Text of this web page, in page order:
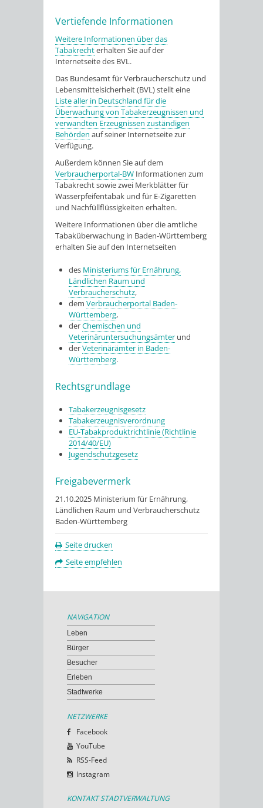
Vertiefende Informationen
Weitere Informationen über das
Tabakrechterhalten Sie auf der
Internetseite des BVL.
Das Bundesamt für Verbraucherschutz und
Lebensmittelsicherheit (BVL) stellt eine
Liste aller in Deutschland für die
Überwachung von Tabakerzeugnissen und
verwandten Erzeugnissen zuständigen
Behörden auf seiner Internetseite zur
Verfügung.
Außerdem können Sie auf dem
Verbraucherportal-BW Informationen zum
Tabakrecht sowie zwei Merkblätter für
Wasserpfeifentabak und für E-Zigaretten
und Nachfüllflüssigkeiten erhalten.
Weitere Informationen über die amtliche
Tabaküberwachung in Baden-Württemberg
erhalten Sie auf den Internetseiten
des Ministeriums für Ernährung,
Ländlichen Raum und
Verbraucherschutz,
demVerbraucherportal Baden-
Württemberg,
derChemischen und
Veterinäruntersuchungsämter und
derVeterinärämter in Baden-
Württemberg.
Rechtsgrundlage
Tabakerzeugnisgesetz
Tabakerzeugnisverordnung
EU-Tabakproduktrichtlinie (Richtlinie
2014/40/EU)
Jugendschutzgesetz
Freigabevermerk
21.10.2025 Ministerium für Ernährung,
Ländlichen Raum und Verbraucherschutz
Baden-Württemberg
Seite drucken
Seite empfehlen
NAVIGATION
Leben
Bürger
Besucher
Erleben
Stadtwerke
NETZWERKE
Facebook
YouTube
RSS-Feed
Instagram
KONTAKT STADTVERWALTUNG